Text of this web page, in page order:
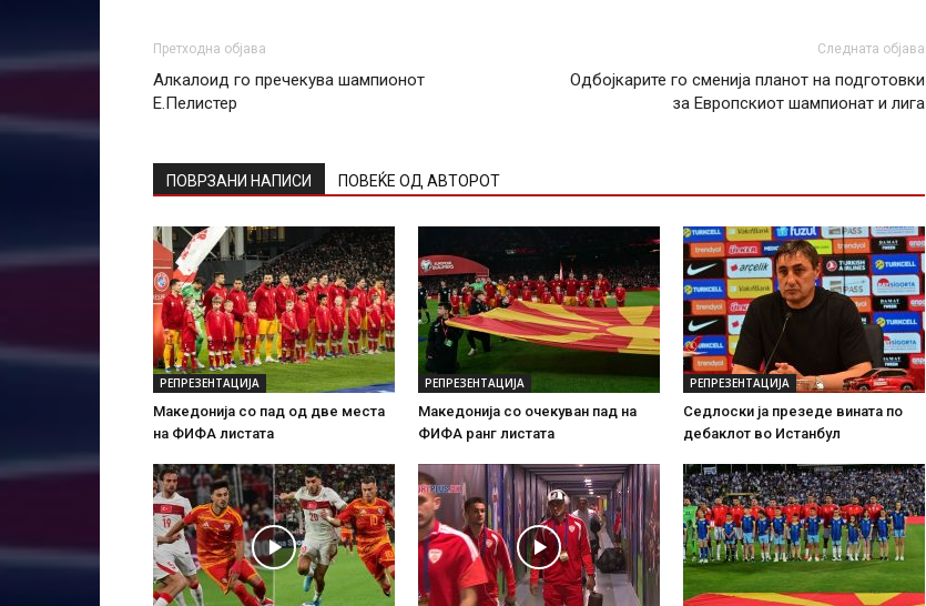
Претходна објава
Алкалоид го пречекува шампионот
Е.Пелистер
Следната објава
Одбојкарите го сменија планот на подготовки
за Европскиот шампионат и лига
ПОВРЗАНИ НАПИСИ ПОВЕЌЕ ОД АВТОРОТ
РЕПРЕЗЕНТАЦИЈА
Македонија со пад од две места
на ФИФА листата
РЕПРЕЗЕНТАЦИЈА
Македонија со очекуван пад на
ФИФА ранг листата
РЕПРЕЗЕНТАЦИЈА
Седлоски ја презеде вината по
дебаклот во Истанбул